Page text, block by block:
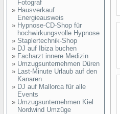
Fotograf
» Hausverkauf
Energieausweis
» Hypnose-CD-Shop für
hochwirkungsvolle Hypnose
» Staplertechnik-Shop
» DJ auf Ibiza buchen
» Facharzt innere Medizin
» Umzugsunternehmen Düren
» Last-Minute Urlaub auf den
Kanaren
» DJ auf Mallorca für alle
Events
» Umzugsunternehmen Kiel
Nordwind Umzüge